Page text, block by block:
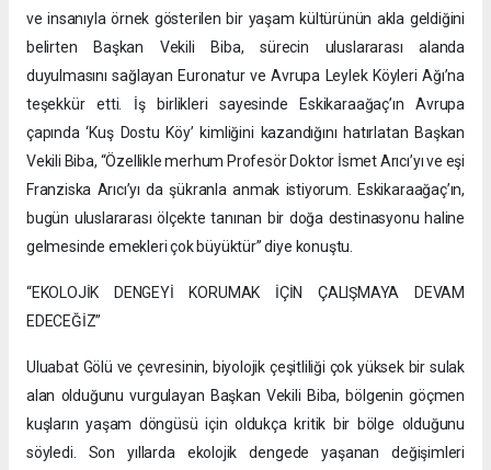
ve insanıyla örnek gösterilen bir yaşam kültürünün akla geldiğini
belirten Başkan Vekili Biba, sürecin uluslararası alanda
duyulmasını sağlayan Euronatur ve Avrupa Leylek Köyleri Ağı’na
teşekkür etti. İş birlikleri sayesinde Eskikaraağaç’ın Avrupa
çapında ‘Kuş Dostu Köy’ kimliğini kazandığını hatırlatan Başkan
Vekili Biba, “Özellikle merhum Profesör Doktor İsmet Arıcı’yı ve eşi
Franziska Arıcı’yı da şükranla anmak istiyorum. Eskikaraağaç’ın,
bugün uluslararası ölçekte tanınan bir doğa destinasyonu haline
gelmesinde emekleri çok büyüktür” diye konuştu.
“EKOLOJİK DENGEYİ KORUMAK İÇİN ÇALIŞMAYA DEVAM
EDECEĞİZ”
Uluabat Gölü ve çevresinin, biyolojik çeşitliliği çok yüksek bir sulak
alan olduğunu vurgulayan Başkan Vekili Biba, bölgenin göçmen
kuşların yaşam döngüsü için oldukça kritik bir bölge olduğunu
söyledi. Son yıllarda ekolojik dengede yaşanan değişimleri